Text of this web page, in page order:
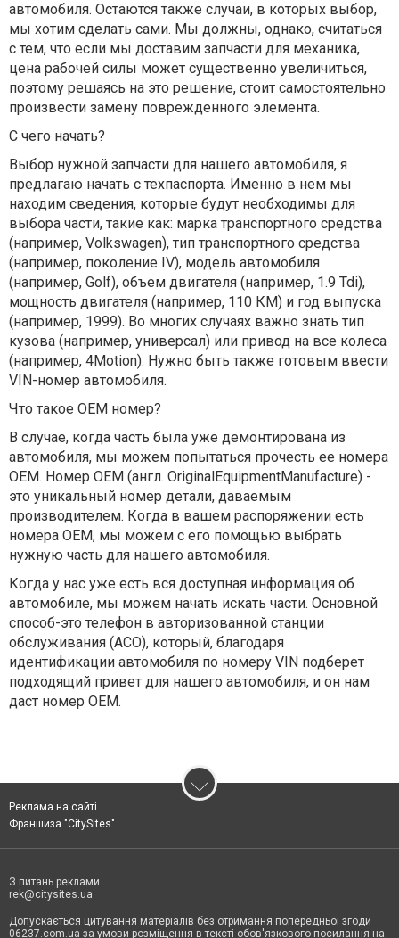
автомобиля. Остаются также случаи, в которых выбор,
мы хотим сделать сами. Мы должны, однако, считаться
с тем, что если мы доставим запчасти для механика,
цена рабочей силы может существенно увеличиться,
поэтому решаясь на это решение, стоит самостоятельно
произвести замену поврежденного элемента.
С чего начать?
Выбор нужной запчасти для нашего автомобиля, я
предлагаю начать с техпаспорта. Именно в нем мы
находим сведения, которые будут необходимы для
выбора части, такие как: марка транспортного средства
(например, Volkswagen), тип транспортного средства
(например, поколение IV), модель автомобиля
(например, Golf), объем двигателя (например, 1.9 Tdi),
мощность двигателя (например, 110 КМ) и год выпуска
(например, 1999). Во многих случаях важно знать тип
кузова (например, универсал) или привод на все колеса
(например, 4Motion). Нужно быть также готовым ввести
VIN-номер автомобиля.
Что такое OEM номер?
В случае, когда часть была уже демонтирована из
автомобиля, мы можем попытаться прочесть ее номера
OEM. Номер OEM (англ. OriginalEquipmentManufacture) -
это уникальный номер детали, даваемым
производителем. Когда в вашем распоряжении есть
номера OEM, мы можем с его помощью выбрать
нужную часть для нашего автомобиля.
Когда у нас уже есть вся доступная информация об
автомобиле, мы можем начать искать части. Основной
способ-это телефон в авторизованной станции
обслуживания (АСО), который, благодаря
идентификации автомобиля по номеру VIN подберет
подходящий привет для нашего автомобиля, и он нам
даст номер OEM.
Реклама на сайті
Франшиза "CitySites"
З питань реклами
rek@citysites.ua
Допускається цитування матеріалів без отримання попередньої згоди
06237.com.ua за умови розміщення в тексті обов'язкового посилання на